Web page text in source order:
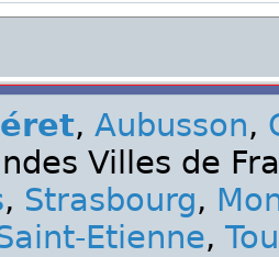
, Aubusson,
Villes de
, Strasbourg,
Etienne,